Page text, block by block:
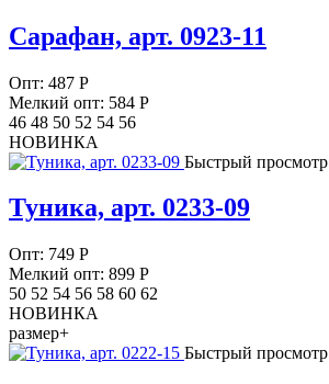
Сарафан, арт. 0923-11
Опт: 487 Р
Мелкий опт: 584 Р
46 48 50 52 54 56
НОВИНКА
Быстрый просмотр
Туника, арт. 0233-09
Опт: 749 Р
Мелкий опт: 899 Р
50 52 54 56 58 60 62
НОВИНКА
размер+
Быстрый просмотр